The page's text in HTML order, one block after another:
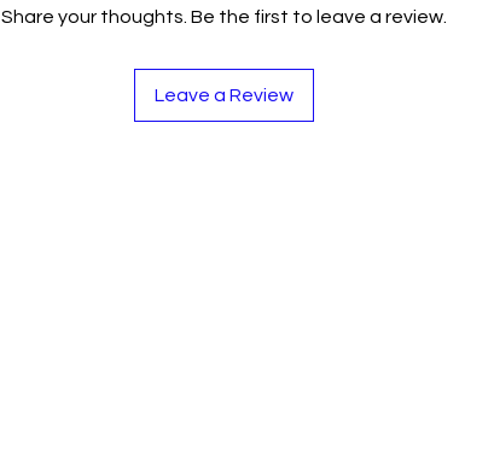
Share your thoughts. Be the first to leave a review.
Leave a Review